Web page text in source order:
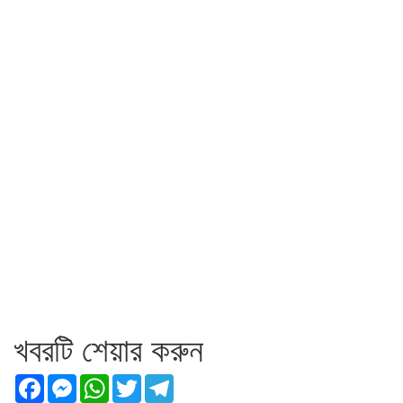
খবরটি শেয়ার করুন
FacebookMessengerWhatsApp
Twitter